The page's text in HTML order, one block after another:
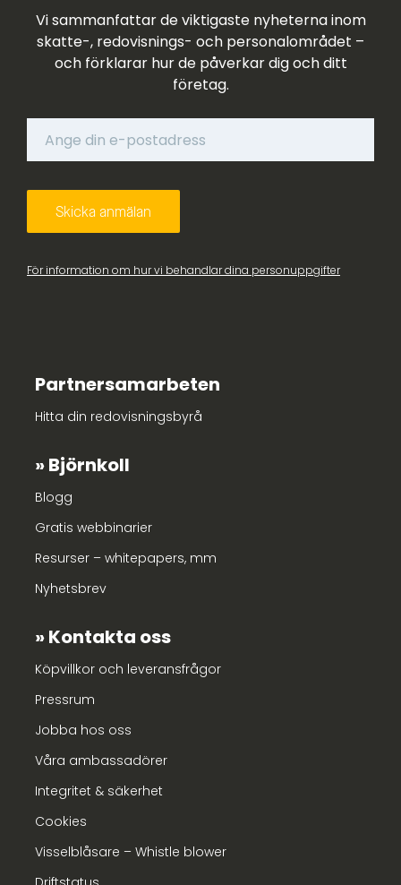
Vi sammanfattar de viktigaste nyheterna inom
skatte-, redovisnings- och personalområdet –
och förklarar hur de påverkar dig och ditt
företag.
För information om hur vi behandlar dina personuppgifter
Partnersamarbeten
Hitta din redovisningsbyrå
Björnkoll
Blogg
Gratis webbinarier
Resurser – whitepapers, mm
Nyhetsbrev
Kontakta oss
Köpvillkor och leveransfrågor
Pressrum
Jobba hos oss
Våra ambassadörer
Integritet & säkerhet
Cookies
Visselblåsare – Whistle blower